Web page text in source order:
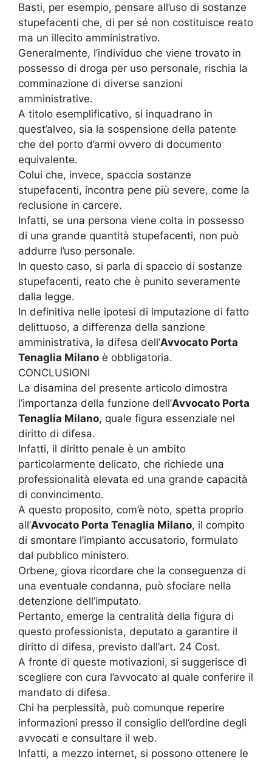
Basti, per esempio, pensare all’uso di sostanze
stupefacenti che, di per sé non costituisce reato
ma un illecito amministrativo.
Generalmente, l’individuo che viene trovato in
possesso di droga per uso personale, rischia la
comminazione di diverse sanzioni
amministrative.
A titolo esemplificativo, si inquadrano in
quest’alveo, sia la sospensione della patente
che del porto d’armi ovvero di documento
equivalente.
Colui che, invece, spaccia sostanze
stupefacenti, incontra pene più severe, come la
reclusione in carcere.
Infatti, se una persona viene colta in possesso
di una grande quantità stupefacenti, non può
addurre l’uso personale.
In questo caso, si parla di spaccio di sostanze
stupefacenti, reato che è punito severamente
dalla legge.
In definitiva nelle ipotesi di imputazione di fatto
delittuoso, a differenza della sanzione
amministrativa, la difesa dell’Avvocato Porta
Tenaglia Milano è obbligatoria.
CONCLUSIONI
La disamina del presente articolo dimostra
l’importanza della funzione dell’Avvocato Porta
Tenaglia Milano, quale figura essenziale nel
diritto di difesa.
Infatti, il diritto penale è un ambito
particolarmente delicato, che richiede una
professionalità elevata ed una grande capacità
di convincimento.
A questo proposito, com’è noto, spetta proprio
all’Avvocato Porta Tenaglia Milano, il compito
di smontare l’impianto accusatorio, formulato
dal pubblico ministero.
Orbene, giova ricordare che la conseguenza di
una eventuale condanna, può sfociare nella
detenzione dell’imputato.
Pertanto, emerge la centralità della figura di
questo professionista, deputato a garantire il
diritto di difesa, previsto dall’art. 24 Cost.
A fronte di queste motivazioni, si suggerisce di
scegliere con cura l’avvocato al quale conferire il
mandato di difesa.
Chi ha perplessità, può comunque reperire
informazioni presso il consiglio dell’ordine degli
avvocati e consultare il web.
Infatti, a mezzo internet, si possono ottenere le